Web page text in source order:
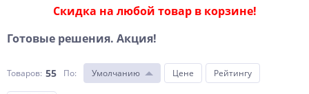
Скидка на любой товар в корзине!
Готовые решения. Акция!
Товаров: 55 По: Умолчанию Цене Рейтингу